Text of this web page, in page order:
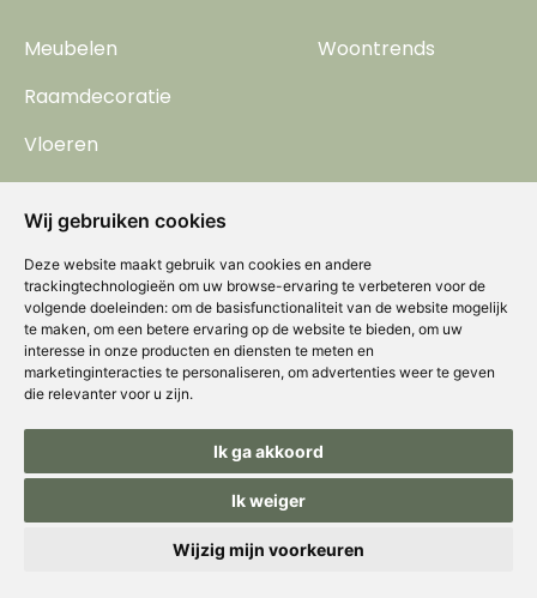
Wij gebruiken cookies
Deze website maakt gebruik van cookies en andere
trackingtechnologieën om uw browse-ervaring te verbeteren voor de
volgende doeleinden: om de basisfunctionaliteit van de website mogelijk
te maken, om een betere ervaring op de website te bieden, om uw
interesse in onze producten en diensten te meten en
marketinginteracties te personaliseren, om advertenties weer te geven
die relevanter voor u zijn.
Ik ga akkoord
Ik weiger
Wijzig mijn voorkeuren
Meubelen
Raamdecoratie
Vloeren
Kasten
Behang
Horren
Woontrends